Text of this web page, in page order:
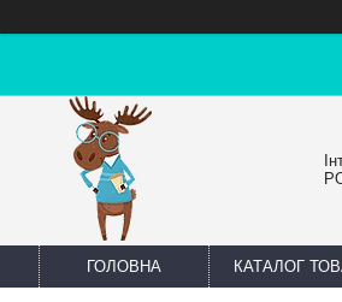
ГОЛОВНА КАТАЛОГ